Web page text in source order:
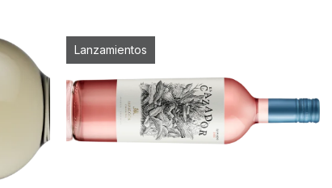
Lanzamientos